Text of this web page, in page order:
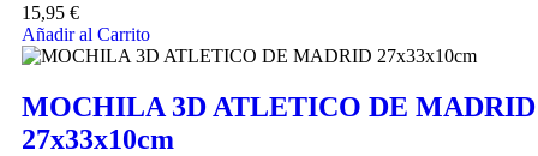
15,95 €
Añadir al Carrito
MOCHILA 3D ATLETICO DE MADRID
27x33x10cm